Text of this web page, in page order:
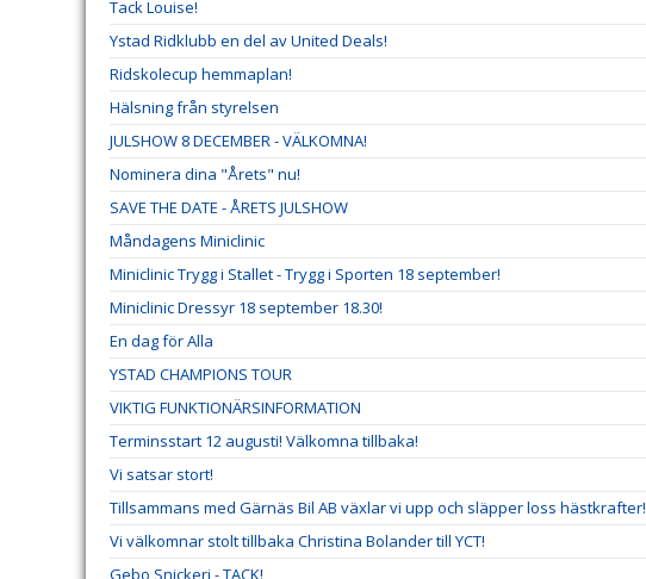
Tack Louise!
Ystad Ridklubb en del av United Deals!
Ridskolecup hemmaplan!
Hälsning från styrelsen
JULSHOW 8 DECEMBER - VÄLKOMNA!
Nominera dina "Årets" nu!
SAVE THE DATE - ÅRETS JULSHOW
Måndagens Miniclinic
Miniclinic Trygg i Stallet - Trygg i Sporten 18 september!
Miniclinic Dressyr 18 september 18.30!
En dag för Alla
YSTAD CHAMPIONS TOUR
VIKTIG FUNKTIONÄRSINFORMATION
Terminsstart 12 augusti! Välkomna tillbaka!
Vi satsar stort!
Tillsammans med Gärnäs Bil AB växlar vi upp och släpper loss hästkrafter!
Vi välkomnar stolt tillbaka Christina Bolander till YCT!
Gebo Snickeri - TACK!